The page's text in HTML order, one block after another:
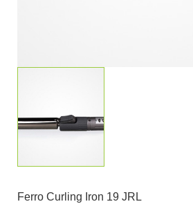
Ferro Curling Iron 19 JRL